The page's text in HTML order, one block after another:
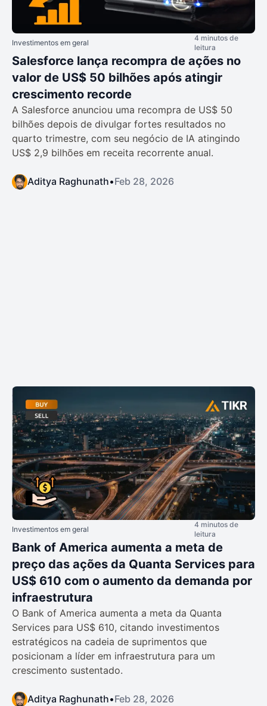
Investimentos em geral
4 minutos de
leitura
Salesforce lança recompra de ações no
valor de US$ 50 bilhões após atingir
crescimento recorde
A Salesforce anunciou uma recompra de US$ 50
bilhões depois de divulgar fortes resultados no
quarto trimestre, com seu negócio de IA atingindo
US$ 2,9 bilhões em receita recorrente anual.
Aditya Raghunath•Feb 28, 2026
Investimentos em geral
4 minutos de
leitura
Bank of America aumenta a meta de
preço das ações da Quanta Services para
US$ 610 com o aumento da demanda por
infraestrutura
O Bank of America aumenta a meta da Quanta
Services para US$ 610, citando investimentos
estratégicos na cadeia de suprimentos que
posicionam a líder em infraestrutura para um
crescimento sustentado.
Aditya Raghunath•Feb 28, 2026